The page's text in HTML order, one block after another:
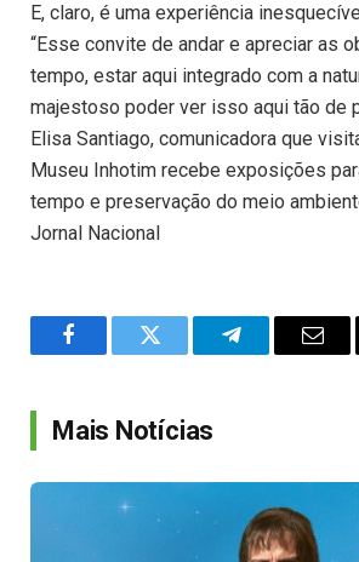
E, claro, é uma experiência
“Esse convite de andar e apreciar as
tempo, estar aqui integrado com a
majestoso poder ver isso aqui tão de
Elisa Santiago, comunicadora que
Museu Inhotim recebe exposições
tempo e preservação do meio
Jornal Nacional
FacebookTwitter Telegram
Mais Notícias